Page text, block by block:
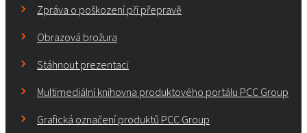
Zpráva o poškození při přepravě
Obrazová brožura
Stáhnout prezentaci
Multimediální knihovna produktového portálu PCC Group
Grafická označení produktů PCC Group